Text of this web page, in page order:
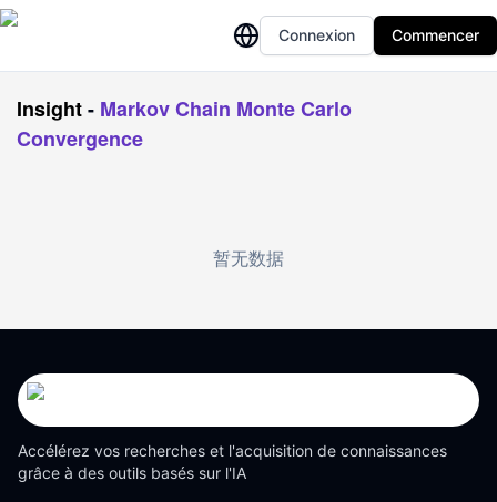
Connexion Commencer
Insight- Markov Chain Monte Carlo
Convergence
暂无数据
Accélérez vos recherches et l'acquisition de connaissances
grâce à des outils basés sur l'IA